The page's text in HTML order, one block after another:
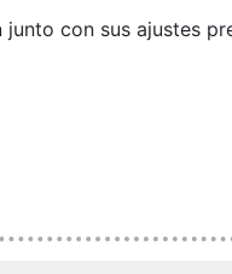
con sus ajustes